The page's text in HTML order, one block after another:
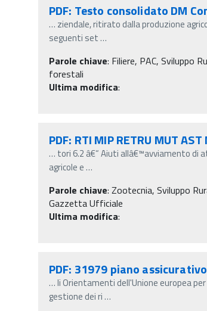
PDF: Testo consolidato DM
… ziendale, ritirato dalla produzione
seguenti set…
Parole chiave: Filiere, PAC, Sviluppo
forestali
Ultima modifica:
PDF: RTI MIP RETRU MUT
… tori 6.2 â€“ Aiuti allâ€™avviamento
agricole e…
Parole chiave: Zootecnia, Sviluppo
Gazzetta Ufficiale
Ultima modifica:
PDF: 31979 piano
…li Orientamenti dell'Unione europea
gestione dei ri…